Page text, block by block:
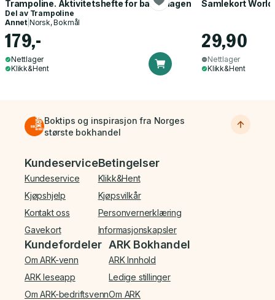
Trampoline. Aktivitetshefte for barnehagen
Del av Trampoline
Annet Norsk, Bokmål
179,-
Nettlager
Klikk&Hent
Samlekort
29,90
Nettlager
Klikk&Hent
Boktips og inspirasjon fra Norges
største bokhandel
Bunnmeny
Kundeservice
Kundeservice
Kjøpshjelp
Kontakt oss
Gavekort
Betingelser
Klikk&Hent
Kjøpsvilkår
Personvernerklæring
Informasjonskapsler
Kundefordeler
Om ARK-venn
ARK leseapp
Om ARK-bedriftsvenn
ARK Bokhandel
ARK Innhold
Ledige stillinger
Om ARK